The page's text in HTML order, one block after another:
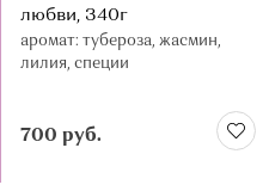
любви, 340г
аромат: тубероза, жасмин,
лилия, специи
700 руб.